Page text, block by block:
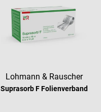
Lohmann & Rauscher
Suprasorb F Folienverband